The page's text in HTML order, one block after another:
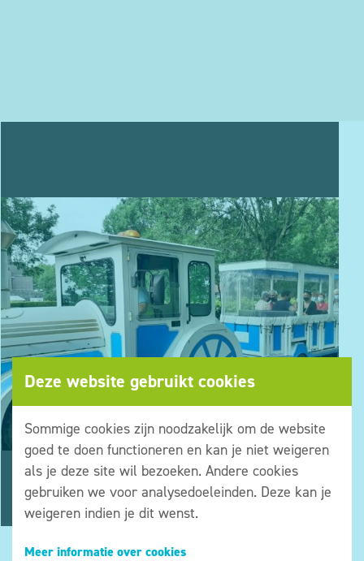
Deze website gebruikt cookies
Sommige cookies zijn noodzakelijk om de website
goed te doen functioneren en kan je niet weigeren
als je deze site wil bezoeken. Andere cookies
gebruiken we voor analysedoeleinden. Deze kan je
weigeren indien je dit wenst.
Meer informatie over cookies